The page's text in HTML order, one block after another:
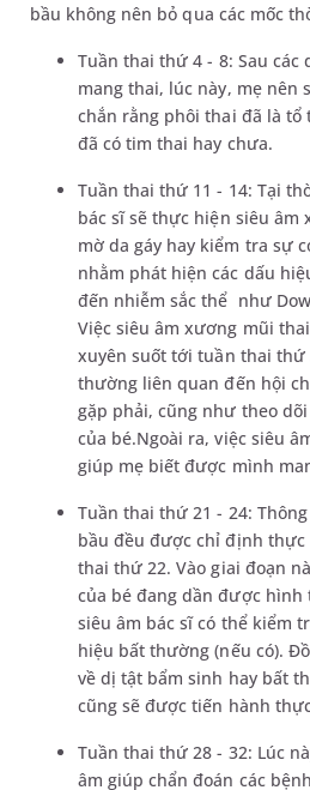
bầu không nên bỏ qua các mốc
Tuần thai thứ 4 - 8: Sau các
mang thai, lúc này, mẹ nên
chắn rằng phôi thai đã là tổ
đã có tim thai hay chưa.
Tuần thai thứ 11 - 14: Tại
bác sĩ sẽ thực hiện siêu âm
mờ da gáy hay kiểm tra sự
nhằm phát hiện các dấu
đến nhiễm sắc thể như
Việc siêu âm xương mũi
xuyên suốt tới tuần thai thứ
thường liên quan đến hội
gặp phải, cũng như theo
của bé.Ngoài ra, việc siêu
giúp mẹ biết được mình
Tuần thai thứ 21 - 24:
bầu đều được chỉ định thực
thai thứ 22. Vào giai đoạn
của bé đang dần được hình
siêu âm bác sĩ có thể kiểm
hiệu bất thường (nếu có).
về dị tật bẩm sinh hay bất
cũng sẽ được tiến hành
Tuần thai thứ 28 - 32: Lúc
âm giúp chẩn đoán các